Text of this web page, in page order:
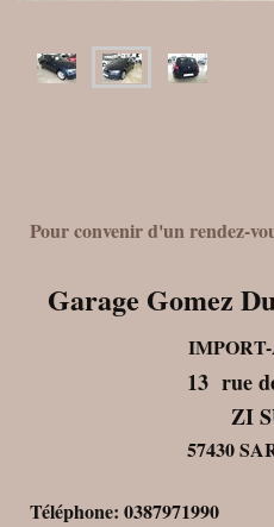
Pour convenir d'un rendez-
Garage
13 rue
ZI
57430
Téléphone: 0387971990